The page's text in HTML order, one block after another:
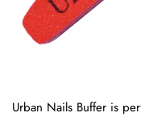
Urban Nails Buffer is